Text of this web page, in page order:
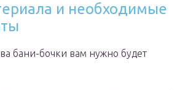
и необходимые
бани-бочки вам нужно будет